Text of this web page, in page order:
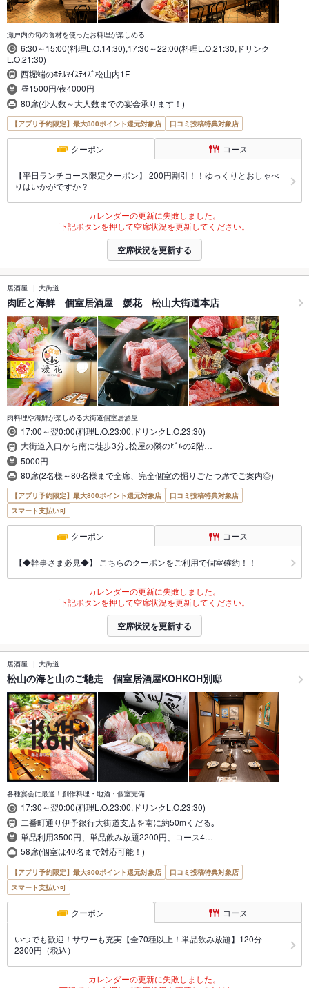
瀬戸内の旬の食材を使ったお料理が楽しめる
6:30～15:00(料理L.O.14:30),17:30～22:00(料理L.O.21:30,ドリンク
L.O.21:30)
西堀端のﾎﾃﾙﾏｲｽﾃｲｽﾞ松山内1F
昼1500円/夜4000円
80席(少人数～大人数までの宴会承ります！)
【アプリ予約限定】最大800ポイント還元対象店 口コミ投稿特典対象店
クーポン コース
【平日ランチコース限定クーポン】 200円割引！！ゆっくりとおしゃべ
りはいかがですか？
カレンダーの更新に失敗しました。
下記ボタンを押して空席状況を更新してください。
空席状況を更新する
居酒屋 大街道
肉匠と海鮮 個室居酒屋 媛花 松山大街道本店
肉料理や海鮮が楽しめる大街道個室居酒屋
17:00～翌0:00(料理L.O.23:00,ドリンクL.O.23:30)
大街道入口から南に徒歩3分｡松屋の隣のﾋﾞﾙの2階…
5000円
80席(2名様～80名様まで全席、完全個室の掘りごたつ席でご案内◎)
【アプリ予約限定】最大800ポイント還元対象店
口コミ投稿特典対象店
スマート支払い可
クーポン コース
【◆幹事さま必見◆】 こちらのクーポンをご利用で個室確約！！
カレンダーの更新に失敗しました。
下記ボタンを押して空席状況を更新してください。
空席状況を更新する
居酒屋 大街道
松山の海と山のご馳走 個室居酒屋KOHKOH別邸
各種宴会に最適！創作料理・地酒・個室完備
17:30～翌0:00(料理L.O.23:00,ドリンクL.O.23:30)
二番町通り伊予銀行大街道支店を南に約50mくだる｡
単品利用3500円、単品飲み放題2200円、コース4…
58席(個室は40名まで対応可能！)
【アプリ予約限定】最大800ポイント還元対象店
口コミ投稿特典対象店
スマート支払い可
クーポン コース
いつでも歓迎！サワーも充実【全70種以上！単品飲み放題】120分
2300円（税込）
カレンダーの更新に失敗しました。